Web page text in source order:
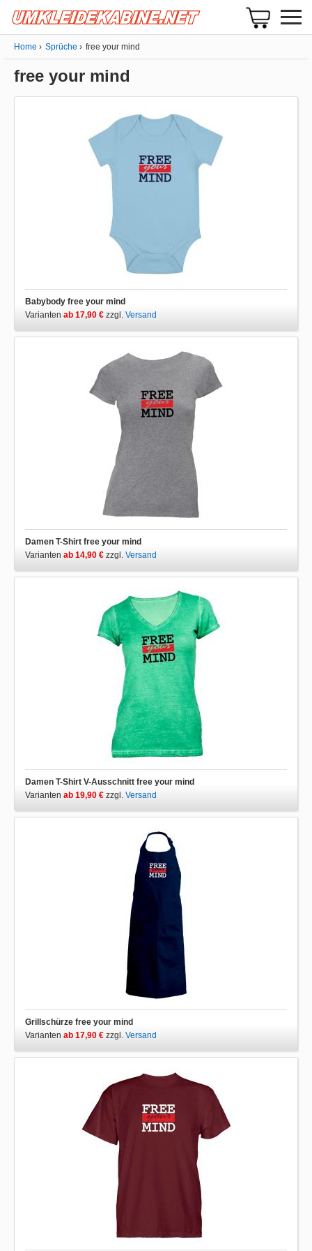
Home Sprüche free your mind
free your mind
Babybody free your mind
Varianten ab 17,90 € zzgl. Versand
Damen T-Shirt free your mind
Varianten ab 14,90 € zzgl. Versand
Damen T-Shirt V-Ausschnitt free your mind
Varianten ab 19,90 € zzgl. Versand
Grillschürze free your mind
Varianten ab 17,90 € zzgl. Versand